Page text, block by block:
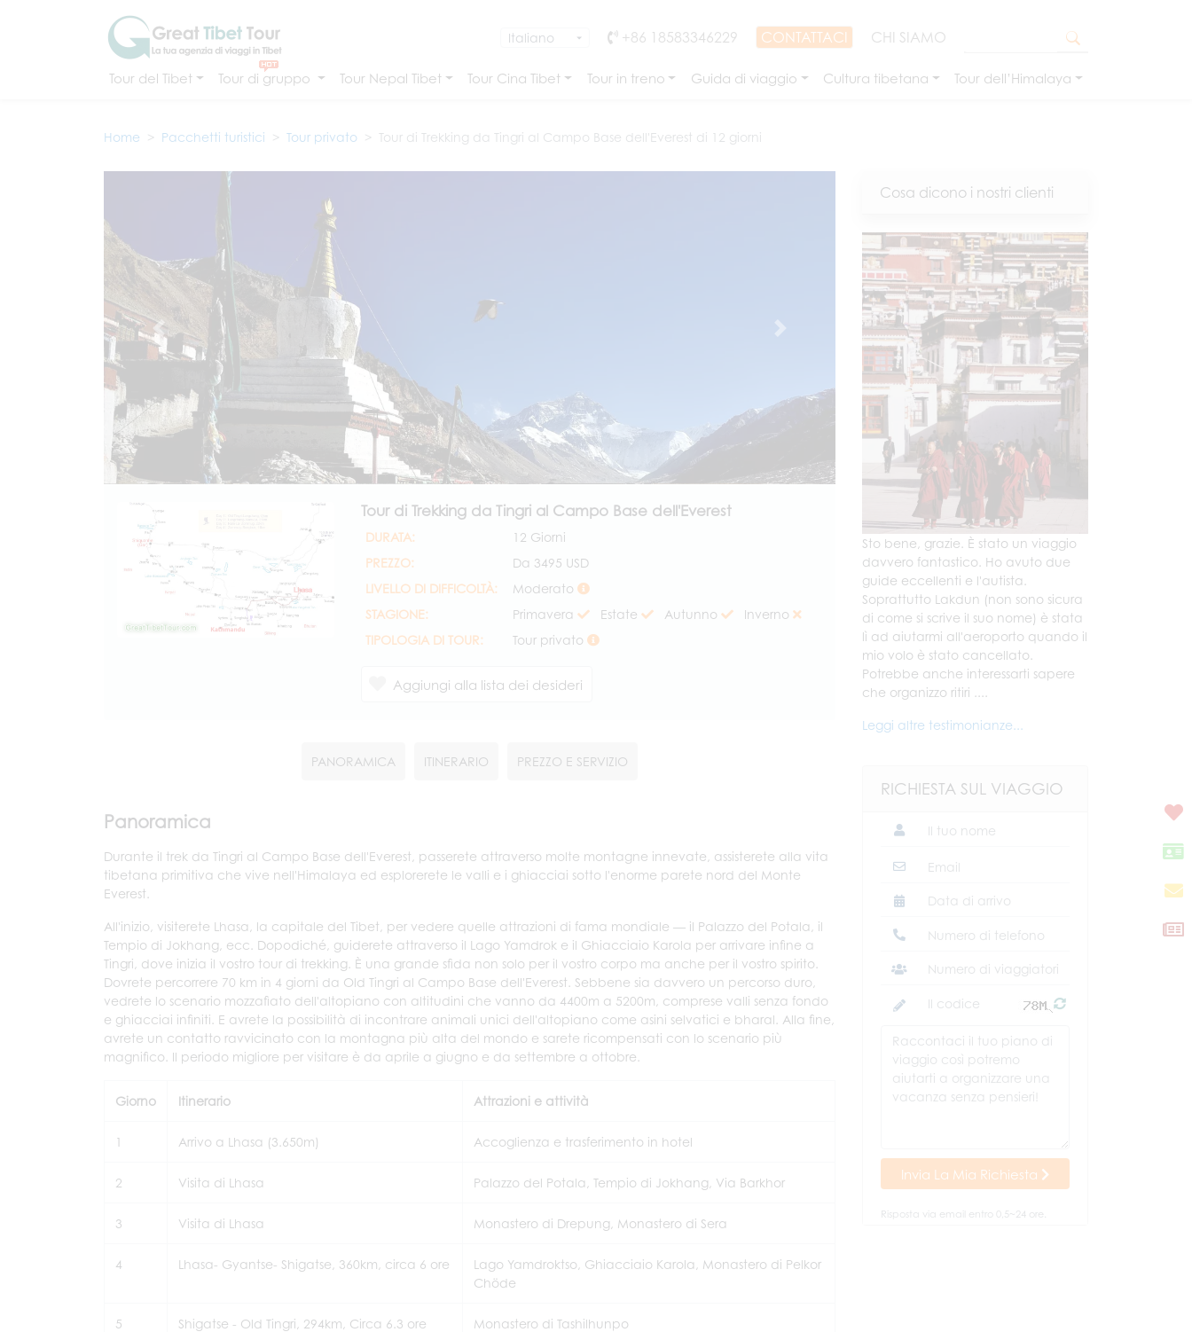
+86 18583346229 CONTATTACI CHI SIAMO
Tour del Tibet Tour di gruppo Tour Nepal Tibet Tour Cina Tibet Tour in treno Guida di viaggio Cultura tibetana Tour dell’Himalaya
Home Pacchetti turistici Tour privato Tour di Trekking da Tingri al Campo Base dell'Everest di 12 giorni
Tour di Trekking da Tingri al Campo Base dell'Everest
DURATA:
12 Giorni
PREZZO:
Da 3495 USD
LIVELLO DI DIFFICOLTÀ:
Moderato
STAGIONE:
Primavera Estate Autunno
Inverno
TIPOLOGIA DI TOUR:
Tour privato
Aggiungi alla lista dei desideri
PANORAMICA ITINERARIO PREZZO E SERVIZIO
Panoramica
Durante il trek da Tingri al Campo Base dell'Everest, passerete attraverso molte montagne innevate, assisterete alla vita
tibetana primitiva che vive nell'Himalaya ed esplorerete le valli e i ghiacciai sotto l'enorme parete nord del Monte
Everest.
All'inizio, visiterete Lhasa, la capitale del Tibet, per vedere quelle attrazioni di fama mondiale — il Palazzo del Potala, il
Tempio di Jokhang, ecc. Dopodiché, guiderete attraverso il Lago Yamdrok e il Ghiacciaio Karola per arrivare infine a
Tingri, dove inizia il vostro tour di trekking. È una grande sfida non solo per il vostro corpo ma anche per il vostro spirito.
Dovrete percorrere 70 km in 4 giorni da Old Tingri al Campo Base dell'Everest. Sebbene sia davvero un percorso duro,
vedrete lo scenario mozzafiato dell'altopiano con altitudini che vanno da 4400m a 5200m, comprese valli senza fondo
e ghiacciai infiniti. E avrete la possibilità di incontrare animali unici dell'altopiano come asini selvatici e bharal. Alla fine,
avrete un contatto ravvicinato con la montagna più alta del mondo e sarete ricompensati con lo scenario più
magnifico. Il periodo migliore per visitare è da aprile a giugno e da settembre a ottobre.
Giorno Itinerario Attrazioni e attività
1 Arrivo a Lhasa (3.650m) Accoglienza e trasferimento in hotel
2 Visita di Lhasa Palazzo del Potala, Tempio di Jokhang, Via Barkhor
3 Visita di Lhasa Monastero di Drepung, Monastero di Sera
4 Lhasa- Gyantse- Shigatse, 360km, circa 6 ore
Lago Yamdroktso, Ghiacciaio Karola, Monastero di Pelkor
Chöde
5 Shigatse - Old Tingri, 294km, Circa 6.3 ore Monastero di Tashilhunpo
Cosa dicono i nostri clienti
Sto bene, grazie. È stato un viaggio
davvero fantastico. Ho avuto due
guide eccellenti e l'autista.
Soprattutto Lakdun (non sono sicura
di come si scrive il suo nome) è stata
lì ad aiutarmi all'aeroporto quando il
mio volo è stato cancellato.
Potrebbe anche interessarti sapere
che organizzo ritiri ....
Leggi altre testimonianze...
RICHIESTA SUL VIAGGIO
Invia La Mia Richiesta
Risposta via email entro 0,5~24 ore.